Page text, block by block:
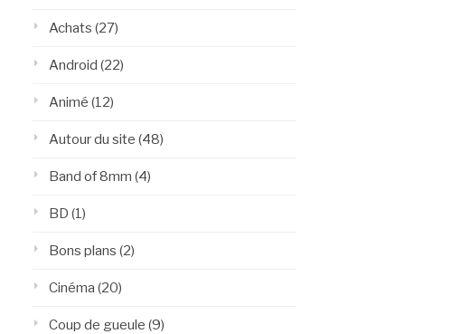
Achats (27)
Android (22)
Animé (12)
Autour du site (48)
Band of 8mm (4)
BD (1)
Bons plans (2)
Cinéma (20)
Coup de gueule (9)